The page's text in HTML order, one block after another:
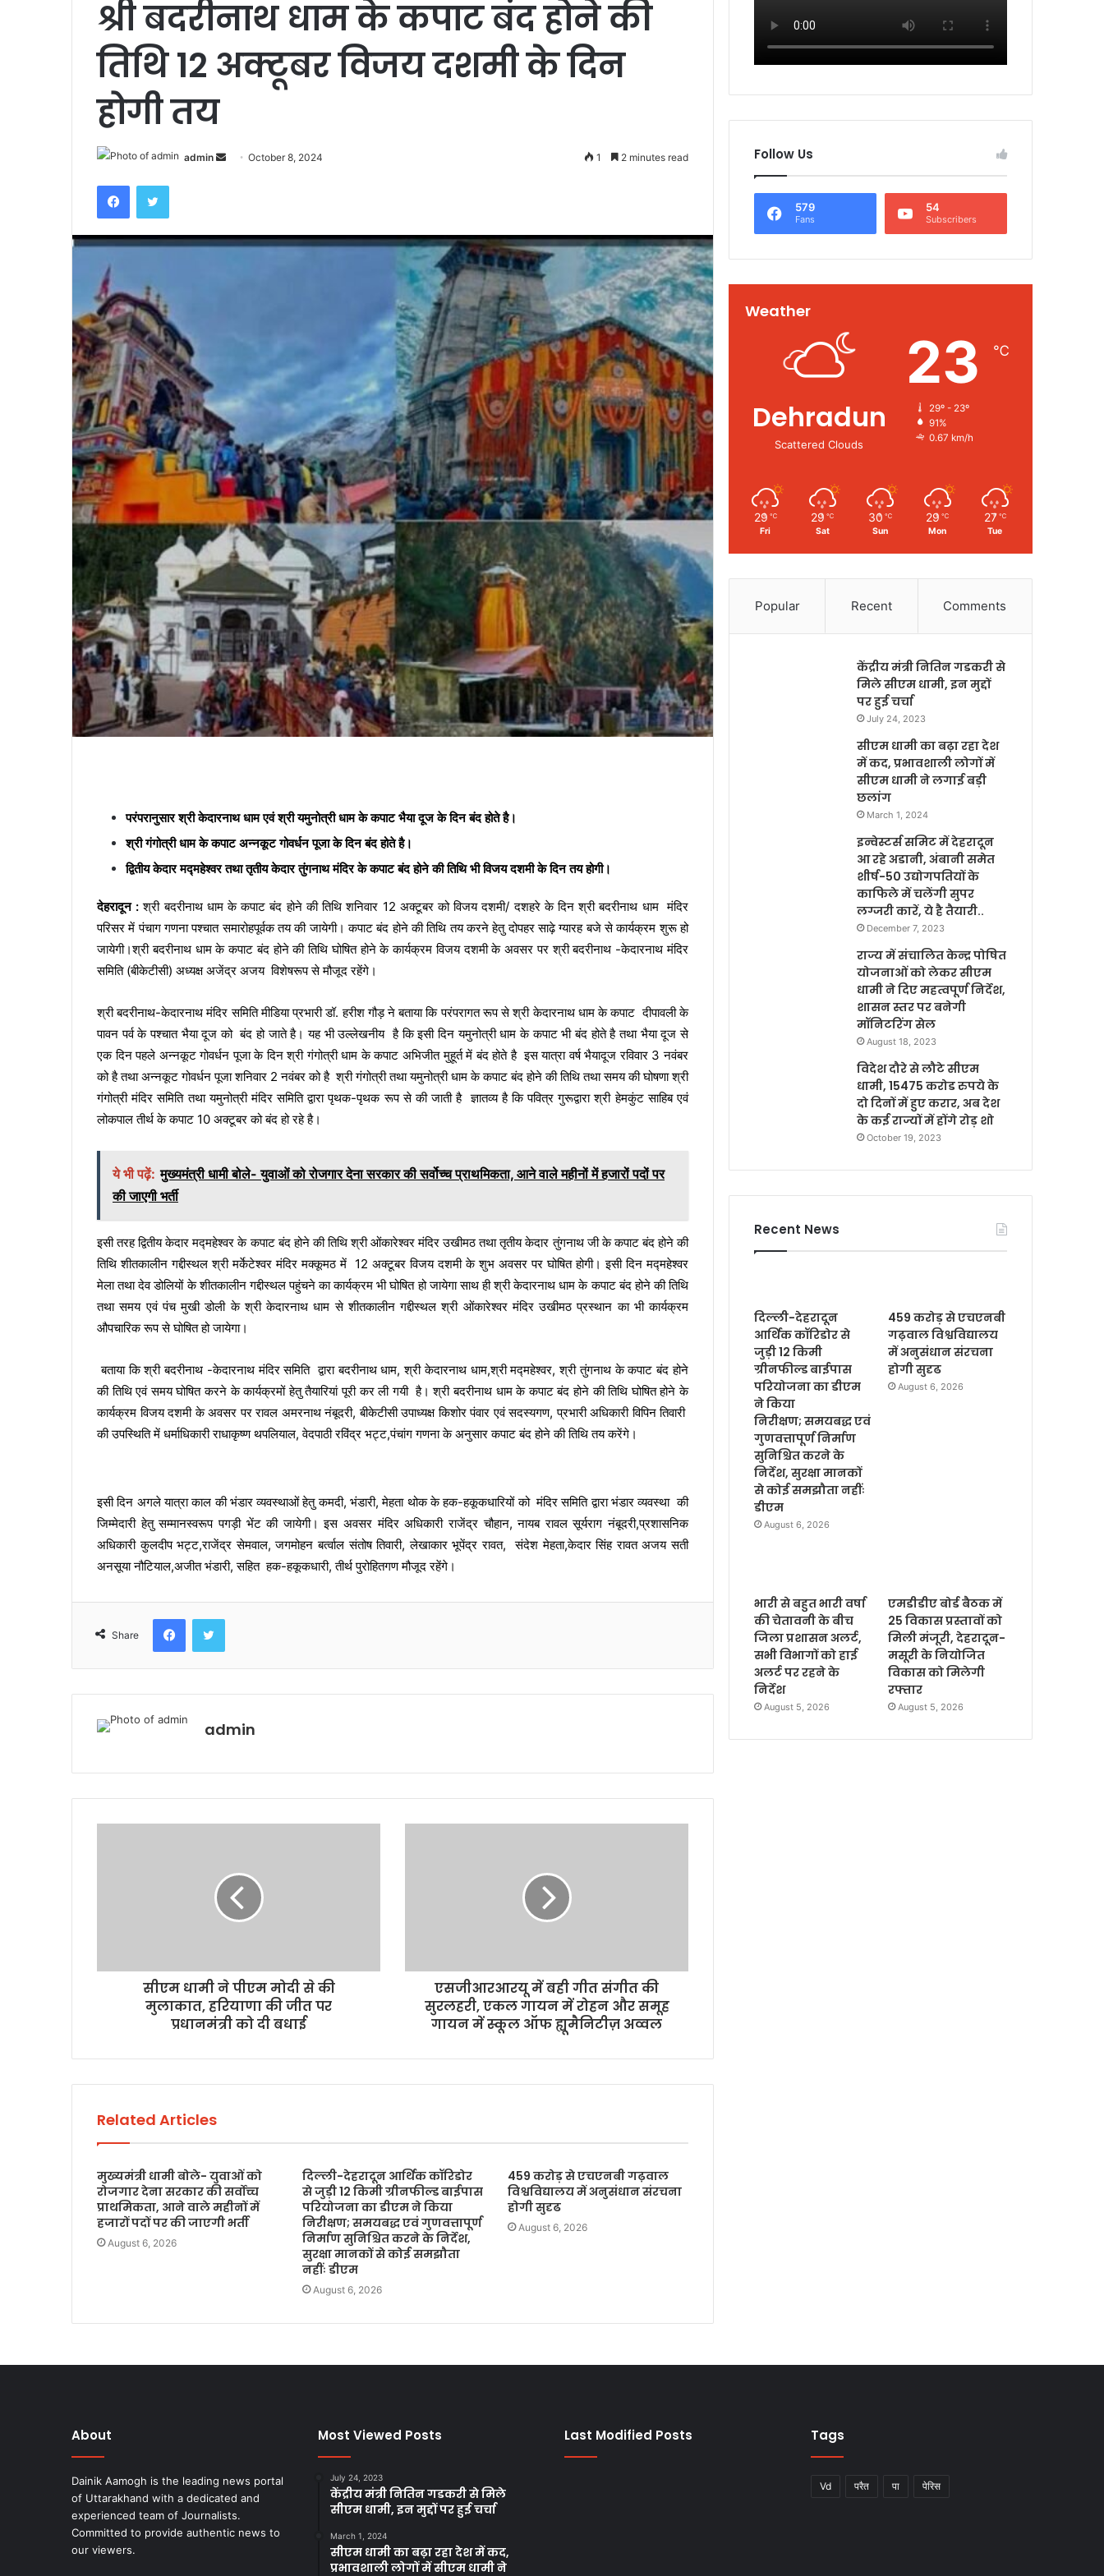
श्री बदरीनाथ धाम के कपाट बंद होने की
तिथि 12 अक्टूबर विजय दशमी के दिन
होगी तय
admin
a
October 8, 2024 1 2 minutes read
परंपरानुसार श्री केदारनाथ धाम एवं श्री यमुनोत्री धाम के कपाट भैया दूज के दिन बंद होते है।
श्री गंगोत्री धाम के कपाट अन्नकूट गोवर्धन पूजा के दिन बंद होते है।
द्वितीय केदार मद्महेश्वर तथा तृतीय केदार तुंगनाथ मंदिर के कपाट बंद होने की तिथि भी विजय दशमी के दिन तय होगी।
देहरादून : श्री बदरीनाथ धाम के कपाट बंद होने की तिथि शनिवार 12 अक्टूबर को विजय दशमी/ दशहरे के दिन श्री बदरीनाथ धाम मंदिर
परिसर में पंचाग गणना पश्चात समारोहपूर्वक तय की जायेगी। कपाट बंद होने की तिथि तय करने हेतु दोपहर साढ़े ग्यारह बजे से कार्यक्रम शुरू हो
जायेगी।श्री बदरीनाथ धाम के कपाट बंद होने की तिथि घोषित होने के कार्यक्रम विजय दशमी के अवसर पर श्री बदरीनाथ -केदारनाथ मंदिर
समिति (बीकेटीसी) अध्यक्ष अजेंद्र अजय विशेषरूप से मौजूद रहेंगे।
श्री बदरीनाथ-केदारनाथ मंदिर समिति मीडिया प्रभारी डॉ. हरीश गौड़ ने बताया कि परंपरागत रूप से श्री केदारनाथ धाम के कपाट दीपावली के
पावन पर्व के पश्चात भैया दूज को बंद हो जाते है। यह भी उल्लेखनीय है कि इसी दिन यमुनोत्री धाम के कपाट भी बंद होते है तथा भैया दूज से
एक दिन पहले अन्नकूट गोवर्धन पूजा के दिन श्री गंगोत्री धाम के कपाट अभिजीत मुहूर्त में बंद होते है इस यात्रा वर्ष भैयादूज रविवार 3 नवंबर
को है तथा अन्नकूट गोवर्धन पूजा शनिवार 2 नवंबर को है श्री गंगोत्री तथा यमुनोत्री धाम के कपाट बंद होने की तिथि तथा समय की घोषणा श्री
गंगोत्री मंदिर समिति तथा यमुनोत्री मंदिर समिति द्वारा पृथक-पृथक रूप से की जाती है ज्ञातव्य है कि पवित्र गुरूद्वारा श्री हेमकुंट साहिब एवं
लोकपाल तीर्थ के कपाट 10 अक्टूबर को बंद हो रहे है।
ये भी पढ़ें: मुख्यमंत्री धामी बोले- युवाओं को रोजगार देना सरकार की सर्वोच्च प्राथमिकता, आने वाले महीनों में हजारों पदों पर
की जाएगी भर्ती
इसी तरह द्वितीय केदार मद्महेश्वर के कपाट बंद होने की तिथि श्री ओंकारेश्वर मंदिर उखीमठ तथा तृतीय केदार तुंगनाथ जी के कपाट बंद होने की
तिथि शीतकालीन गद्दीस्थल श्री मर्केटेश्वर मंदिर मक्कूमठ में 12 अक्टूबर विजय दशमी के शुभ अवसर पर घोषित होगी। इसी दिन मद्महेश्वर
मेला तथा देव डोलियों के शीतकालीन गद्दीस्थल पहुंचने का कार्यक्रम भी घोषित हो जायेगा साथ ही श्री केदारनाथ धाम के कपाट बंद होने की तिथि
तथा समय एवं पंच मुखी डोली के श्री केदारनाथ धाम से शीतकालीन गद्दीस्थल श्री ओंकारेश्वर मंदिर उखीमठ प्रस्थान का भी कार्यक्रम
औपचारिक रूप से घोषित हो जायेगा।
बताया कि श्री बदरीनाथ -केदारनाथ मंदिर समिति द्वारा बदरीनाथ धाम, श्री केदारनाथ धाम,श्री मद्महेश्वर, श्री तुंगनाथ के कपाट बंद होने
की तिथि एवं समय घोषित करने के कार्यक्रमों हेतु तैयारियां पूरी कर ली गयी है। श्री बदरीनाथ धाम के कपाट बंद होने की तिथि घोषित होने के
कार्यक्रम विजय दशमी के अवसर पर रावल अमरनाथ नंबूदरी, बीकेटीसी उपाध्यक्ष किशोर पंवार एवं सदस्यगण, प्रभारी अधिकारी विपिन तिवारी
की उपस्थिति में धर्माधिकारी राधाकृष्ण थपलियाल, वेदपाठी रविंद्र भट्ट,पंचांग गणना के अनुसार कपाट बंद होने की तिथि तय करेंगे।
इसी दिन अगले यात्रा काल की भंडार व्यवस्थाओं हेतु कमदी, भंडारी, मेहता थोक के हक-हकूकधारियों को मंदिर समिति द्वारा भंडार व्यवस्था की
जिम्मेदारी हेतु सम्मानस्वरूप पगड़ी भेंट की जायेगी। इस अवसर मंदिर अधिकारी राजेंद्र चौहान, नायब रावल सूर्यराग नंबूदरी,प्रशासनिक
अधिकारी कुलदीप भट्ट,राजेंद्र सेमवाल, जगमोहन बर्त्वाल संतोष तिवारी, लेखाकार भूपेंद्र रावत, संदेश मेहता,केदार सिंह रावत अजय सती
अनसूया नौटियाल,अजीत भंडारी, सहित हक-हकूकधारी, तीर्थ पुरोहितगण मौजूद रहेंगे।
Share
admin
सीएम धामी ने पीएम मोदी से की
मुलाकात, हरियाणा की जीत पर
प्रधानमंत्री को दी बधाई
एसजीआरआरयू में बही गीत संगीत की
सुरलहरी, एकल गायन में रोहन और समूह
गायन में स्कूल ऑफ ह्यूमैनिटीज़ अव्वल
Related Articles
मुख्यमंत्री धामी बोले- युवाओं को
रोजगार देना सरकार की सर्वोच्च
प्राथमिकता, आने वाले महीनों में
हजारों पदों पर की जाएगी भर्ती
August 6, 2026
दिल्ली-देहरादून आर्थिक कॉरिडोर
से जुड़ी 12 किमी ग्रीनफील्ड बाईपास
परियोजना का डीएम ने किया
निरीक्षण; समयबद्ध एवं गुणवत्तापूर्ण
निर्माण सुनिश्चित करने के निर्देश,
सुरक्षा मानकों से कोई समझौता
नहींः डीएम
August 6, 2026
459 करोड़ से एचएनबी गढ़वाल
विश्वविद्यालय में अनुसंधान संरचना
होगी सुदृढ
August 6, 2026
Follow Us
579
Fans
54
Subscribers
Weather
Dehradun
Scattered Clouds
23 ℃
29º - 23º
91%
0.67 km/h
29 ℃
Fri
29 ℃
Sat
30 ℃
Sun
29 ℃
Mon
27 ℃
Tue
Popular Recent Comments
केंद्रीय मंत्री नितिन गडकरी से
मिले सीएम धामी, इन मुद्दों
पर हुई चर्चा
July 24, 2023
सीएम धामी का बढ़ा रहा देश
में कद, प्रभावशाली लोगों में
सीएम धामी ने लगाई बड़ी
छलांग
March 1, 2024
इन्वेस्टर्स समिट में देहरादून
आ रहे अडानी, अंबानी समेत
शीर्ष-50 उद्योगपतियों के
काफिले में चलेंगी सुपर
लग्जरी कारें, ये है तैयारी..
December 7, 2023
राज्य में संचालित केन्द्र पोषित
योजनाओं को लेकर सीएम
धामी ने दिए महत्वपूर्ण निर्देश,
शासन स्तर पर बनेगी
मॉनिटरिंग सेल
August 18, 2023
विदेश दौरे से लौटे सीएम
धामी, 15475 करोड रुपये के
दो दिनों में हुए करार, अब देश
के कई राज्यों में होंगे रोड़ शो
October 19, 2023
Recent News
दिल्ली-देहरादून
आर्थिक कॉरिडोर से
जुड़ी 12 किमी
ग्रीनफील्ड बाईपास
परियोजना का डीएम
ने किया
निरीक्षण; समयबद्ध एवं
गुणवत्तापूर्ण निर्माण
सुनिश्चित करने के
निर्देश, सुरक्षा मानकों
से कोई समझौता नहींः
डीएम
August 6, 2026
459 करोड़ से एचएनबी
गढ़वाल विश्वविद्यालय
में अनुसंधान संरचना
होगी सुदृढ
August 6, 2026
भारी से बहुत भारी वर्षा
की चेतावनी के बीच
जिला प्रशासन अलर्ट,
सभी विभागों को हाई
अलर्ट पर रहने के
निर्देश
August 5, 2026
एमडीडीए बोर्ड बैठक में
25 विकास प्रस्तावों को
मिली मंजूरी, देहरादून-
मसूरी के नियोजित
विकास को मिलेगी
रफ्तार
August 5, 2026
About
Dainik Aamogh is the leading news portal
of Uttarakhand with a dedicated and
experienced team of Journalists.
Committed to provide authentic news to
our viewers.
Most Viewed Posts
July 24, 2023
केंद्रीय मंत्री नितिन गडकरी से मिले
सीएम धामी, इन मुद्दों पर हुई चर्चा
March 1, 2024
सीएम धामी का बढ़ा रहा देश में कद,
प्रभावशाली लोगों में सीएम धामी ने
Last Modified Posts Tags
Vd परैत पा पेरिस